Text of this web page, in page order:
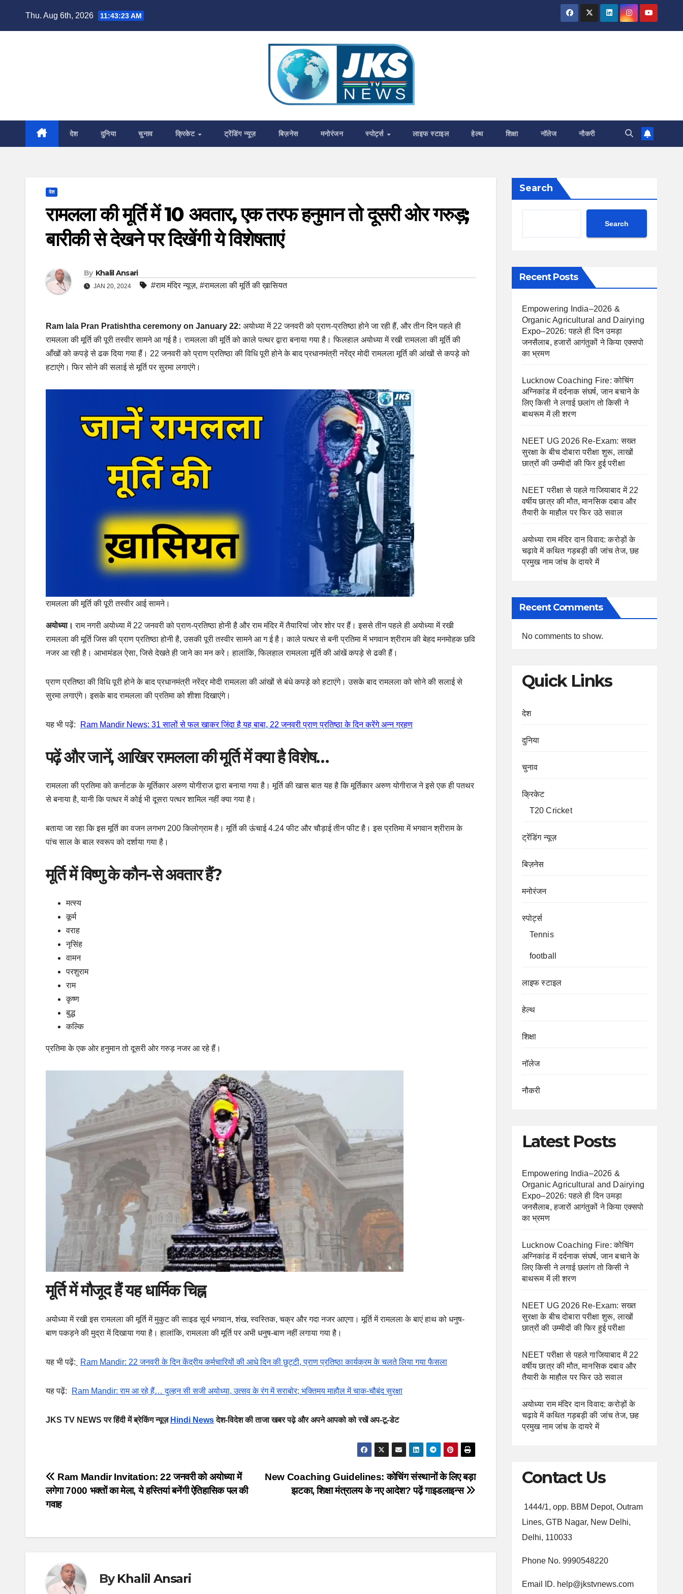
Thu. Aug 6th, 2026 11:43:24 AM
देश दुनिया चुनाव क्रिकेट ट्रेंडिंग न्यूज़ बिज़नेस मनोरंजन स्पोर्ट्स लाइफ स्टाइल हेल्थ शिक्षा नॉलेज नौकरी
देश
रामलला की मूर्ति में 10 अवतार, एक तरफ हनुमान तो दूसरी ओर गरुड़;
बारीकी से देखने पर दिखेंगी ये विशेषताएं
By Khalil Ansari
JAN 20, 2024 #राम मंदिर न्यूज़, #रामलला की मूर्ति की ख़ासियत
Ram lala Pran Pratishtha ceremony on January 22: अयोध्या में 22 जनवरी को प्राण-प्रतिष्ठा होने जा रही हैं, और तीन दिन पहले ही
रामलला की मूर्ति की पूरी तस्‍वीर सामने आ गई है। रामलला की मूर्ति को काले पत्‍थर द्वारा बनाया गया है। फिलहाल अयोध्या में रखी रामलला की मूर्ति की
आँखों को कपड़े से ढक दिया गया हैं। 22 जनवरी को प्राण प्रतिष्ठा की विधि पूरी होने के बाद प्रधानमंत्री नरेंद्र मोदी रामलला मूर्ति की आंखों से कपड़े को
हटाएंगे। फिर सोने की सलाई से मूर्ति पर सुरमा लगाएंगे।
रामलला की मूर्ति की पूरी तस्‍वीर आई सामने।
अयोध्‍या।राम नगरी अयोध्या में 22 जनवरी को प्राण-प्रतिष्ठा होनी है और राम मंदिर में तैयारियां जोर शोर पर हैं। इससे तीन पहले ही अयोध्या में रखी
रामलला की मूर्ति जिस की प्राण प्रतिष्ठा होनी है, उसकी पूरी तस्वीर सामने आ ग ई है। काले पत्‍थर से बनी प्रतिमा में भगवान श्रीराम की बेहद मनमोहक छवि
नजर आ रही है। आभामंडल ऐसा, जिसे देखते ही जाने का मन करे। हालांकि, फिलहाल रामलला मूर्ति की आंखें कपड़े से ढकी हैं।
प्राण प्रतिष्ठा की विधि पूरी होने के बाद प्रधानमंत्री नरेंद्र मोदी रामलला की आंखों से बंधे कपड़े को हटाएंगे। उसके बाद रामलला को सोने की सलाई से
सुरमा लगाएंगे। इसके बाद रामलला की प्रतिमा को शीशा दिखाएंगे।
यह भी पढ़ें: Ram Mandir News: 31 सालों से फल खाकर जिंदा है यह बाबा, 22 जनवरी प्राण प्रतिष्ठा के दिन करेंगे अन्न ग्रहण
पढ़ें और जानें, आखिर रामलला की मूर्ति में क्या है विशेष…
रामलला की प्रतिमा को कर्नाटक के मूर्तिकार अरुण योगीराज द्वारा बनाया गया है। मूर्ति की खास बात यह है कि मूर्तिकार अरुण योगीराज ने इसे एक ही पतथर
से बनाया है, यानी कि पत्‍थर में कोई भी दूसरा पत्‍थर शामिल नहीं क्या गया है।
बताया जा रहा कि इस मूर्ति का वजन लगभग 200 किलोग्राम है। मूर्ति की ऊंचाई 4.24 फीट और चौड़ाई तीन फीट है। इस प्रतिमा में भगवान श्रीराम के
पांच साल के बाल स्वरूप को दर्शाया गया है।
मूर्ति में विष्णु के कौन-से अवतार हैं?
मत्‍स्‍य
कूर्म
वराह
नृसिंह
वामन
परशुराम
राम
कृष्‍ण
बुद्ध
कल्कि
प्रतिमा के एक ओर हनुमान तो दूसरी ओर गरुड़ नजर आ रहे हैं।
मूर्ति में मौजूद हैं यह धार्मिक चिह्न
अयोध्या में रखी इस रामलला की मूर्ति में मुकुट की साइड सूर्य भगवान, शंख, स्वस्तिक, चक्र और गदा नजर आएगा। मूर्ति में रामलला के बाएं हाथ को धनुष-
बाण पकड़ने की मुद्रा में दिखाया गया है। हालांकि, रामलला की मूर्ति पर अभी धनुष-बाण नहीं लगाया गया है।
यह भी पढ़ें: Ram Mandir: 22 जनवरी के दिन केंद्रीय कर्मचारियों की आधे दिन की छुट्टी, प्राण प्रतिष्ठा कार्यक्रम के चलते लिया गया फैसला
यह पढ़ें: Ram Mandir: राम आ रहे हैं… दुल्‍हन सी सजी अयोध्‍या, उत्‍सव के रंग में सराबोर; भक्तिमय माहौल में चाक-चौबंद सुरक्षा
JKS TV NEWS पर हिंदी में ब्रेकिंग न्यूज़ Hindi Newsदेश-विदेश की ताजा खबर पढ़े और अपने आपको को रखें अप-टू-डेट
Post
navigation
New Coaching Guidelines: कोचिंग संस्थानों के लिए बड़ा
झटका, शिक्षा मंत्रालय के नए आदेश? पढ़ें गाइडलाइन्स
Ram Mandir Invitation: 22 जनवरी को अयोध्या में
लगेगा 7000 भक्तों का मेला, ये हस्तियां बनेंगी ऐतिहासिक पल की
गवाह
ByKhalil Ansari
Search
Search
Recent Posts
Empowering India–2026 &
Organic Agricultural and Dairying
Expo–2026: पहले ही दिन उमड़ा
जनसैलाब, हजारों आगंतुकों ने किया एक्सपो
का भ्रमण
Lucknow Coaching Fire: कोचिंग
अग्निकांड में दर्दनाक संघर्ष, जान बचाने के
लिए किसी ने लगाई छलांग तो किसी ने
बाथरूम में ली शरण
NEET UG 2026 Re-Exam: सख्त
सुरक्षा के बीच दोबारा परीक्षा शुरू, लाखों
छात्रों की उम्मीदों की फिर हुई परीक्षा
NEET परीक्षा से पहले गाजियाबाद में 22
वर्षीय छात्र की मौत, मानसिक दबाव और
तैयारी के माहौल पर फिर उठे सवाल
अयोध्या राम मंदिर दान विवाद: करोड़ों के
चढ़ावे में कथित गड़बड़ी की जांच तेज, छह
प्रमुख नाम जांच के दायरे में
Recent Comments
No comments to show.
Quick Links
देश
दुनिया
चुनाव
क्रिकेट
T20 Cricket
ट्रेंडिंग न्यूज़
बिज़नेस
मनोरंजन
स्पोर्ट्स
Tennis
football
लाइफ स्टाइल
हेल्थ
शिक्षा
नॉलेज
नौकरी
Latest Posts
Empowering India–2026 &
Organic Agricultural and Dairying
Expo–2026: पहले ही दिन उमड़ा
जनसैलाब, हजारों आगंतुकों ने किया एक्सपो
का भ्रमण
Lucknow Coaching Fire: कोचिंग
अग्निकांड में दर्दनाक संघर्ष, जान बचाने के
लिए किसी ने लगाई छलांग तो किसी ने
बाथरूम में ली शरण
NEET UG 2026 Re-Exam: सख्त
सुरक्षा के बीच दोबारा परीक्षा शुरू, लाखों
छात्रों की उम्मीदों की फिर हुई परीक्षा
NEET परीक्षा से पहले गाजियाबाद में 22
वर्षीय छात्र की मौत, मानसिक दबाव और
तैयारी के माहौल पर फिर उठे सवाल
अयोध्या राम मंदिर दान विवाद: करोड़ों के
चढ़ावे में कथित गड़बड़ी की जांच तेज, छह
प्रमुख नाम जांच के दायरे में
Contact Us
1444/1, opp. BBM Depot, Outram
Lines, GTB Nagar, New Delhi,
Delhi, 110033
Phone No. 9990548220
Email ID. help@jkstvnews.com